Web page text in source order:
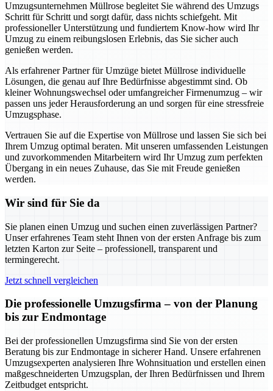
Umzugsunternehmen Müllrose begleitet Sie während des Umzugs
Schritt für Schritt und sorgt dafür, dass nichts schiefgeht. Mit
professioneller Unterstützung und fundiertem Know-how wird Ihr
Umzug zu einem reibungslosen Erlebnis, das Sie sicher auch
genießen werden.
Als erfahrener Partner für Umzüge bietet Müllrose individuelle
Lösungen, die genau auf Ihre Bedürfnisse abgestimmt sind. Ob
kleiner Wohnungswechsel oder umfangreicher Firmenumzug – wir
passen uns jeder Herausforderung an und sorgen für eine stressfreie
Umzugsphase.
Vertrauen Sie auf die Expertise von Müllrose und lassen Sie sich bei
Ihrem Umzug optimal beraten. Mit unseren umfassenden Leistungen
und zuvorkommenden Mitarbeitern wird Ihr Umzug zum perfekten
Übergang in ein neues Zuhause, das Sie mit Freude genießen
werden.
Wir sind für Sie da
Sie planen einen Umzug und suchen einen zuverlässigen Partner?
Unser erfahrenes Team steht Ihnen von der ersten Anfrage bis zum
letzten Karton zur Seite – professionell, transparent und
termingerecht.
Jetzt schnell vergleichen
Die professionelle Umzugsfirma – von der Planung
bis zur Endmontage
Bei der professionellen Umzugsfirma sind Sie von der ersten
Beratung bis zur Endmontage in sicherer Hand. Unsere erfahrenen
Umzugsexperten analysieren Ihre Wohnsituation und erstellen einen
maßgeschneiderten Umzugsplan, der Ihren Bedürfnissen und Ihrem
Zeitbudget entspricht.